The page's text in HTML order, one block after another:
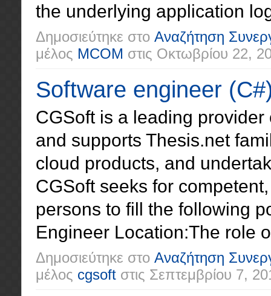
the underlying application
Δημοσιεύτηκε στο Αναζήτηση
μέλος MCOM στις Οκτωβρίου 22,
Software engineer
CGSoft is a leading
and supports Thesis.net
cloud products, and
CGSoft seeks for
persons to fill the following
Engineer Location:The role
Δημοσιεύτηκε στο Αναζήτηση
μέλος cgsoft στις Σεπτεμβρίου 7,